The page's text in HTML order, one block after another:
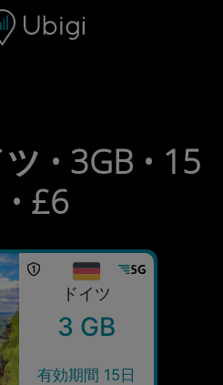
ョンバー フッター
• 3GB • 15
• £6
ドイツ
3 GB
有効期間 15日